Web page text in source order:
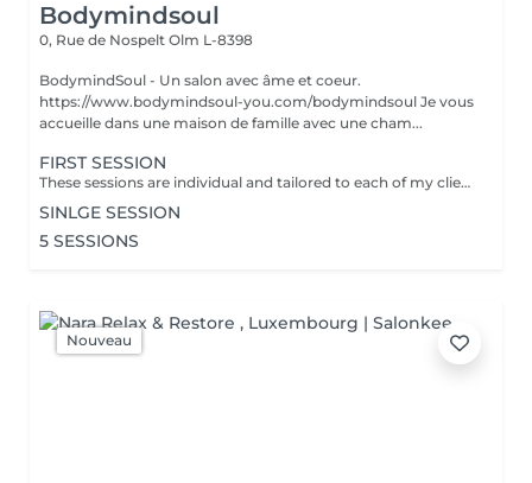
Bodymindsoul
0, Rue de Nospelt Olm L-8398
BodymindSoul - Un salon avec âme et coeur.
https://www.bodymindsoul-you.com/bodymindsoul Je vous
accueille dans une maison de famille avec une cham...
FIRST SESSION
These sessions are individual and tailored to each of my clients, as we all have lived our own unique stories and have more to discover. Whether you're feeling low on courage, lost in your path, lacking focus and concentration, disconnected from your body, overwhelmed by fears that dictate your life, or constantly comparing yourself to others, these sessions are designed to assist you on your journey. Together, we find tools to restore emotional balance, achieve inner peace, and work towards your personal goals. How? -Breathing techniques - Visualisation - Specific moves - Reconnecting to your body - Self-reflection Each of the session is : - Language of your choice: English, French, German, Luxembourgish - 45-60 minutes - Structure: Recapping / Exchange & 15-30min Practice / Closing + Defining homework - Via zoom (if you dont have zoom we find an other solution) - Is confidential
SINLGE SESSION
5 SESSIONS
Nouveau